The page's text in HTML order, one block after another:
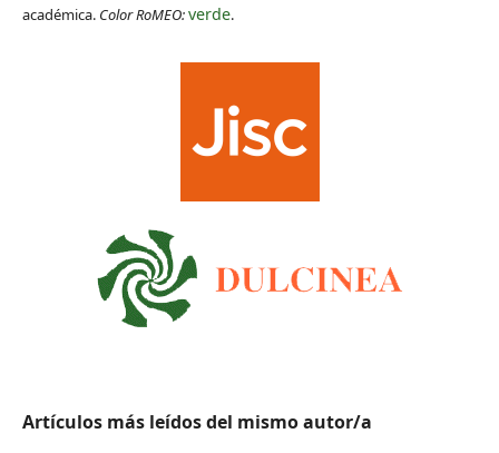
académica. Color RoMEO:verde.
Artículos más leídos del mismo autor/a